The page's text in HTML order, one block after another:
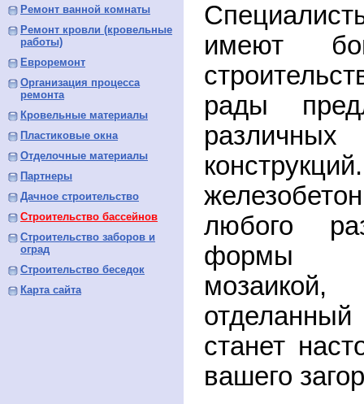
Ремонт ванной комнаты
Ремонт кровли (кровельные
работы)
Евроремонт
Организация процесса
ремонта
Кровельные материалы
Пластиковые окна
Отделочные материалы
Партнеры
Дачное строительство
Строительство бассейнов
Строительство заборов и
оград
Строительство беседок
Карта сайта
имеют
рады
любого
формы
станет
вашего